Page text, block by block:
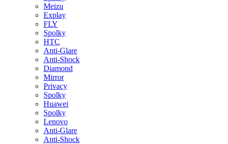
Meizu
Explay
FLY
Spolky
HTC
Anti-Glare
Anti-Shock
Diamond
Mirror
Privacy
Spolky
Huawei
Spolky
Lenovo
Anti-Glare
Anti-Shock